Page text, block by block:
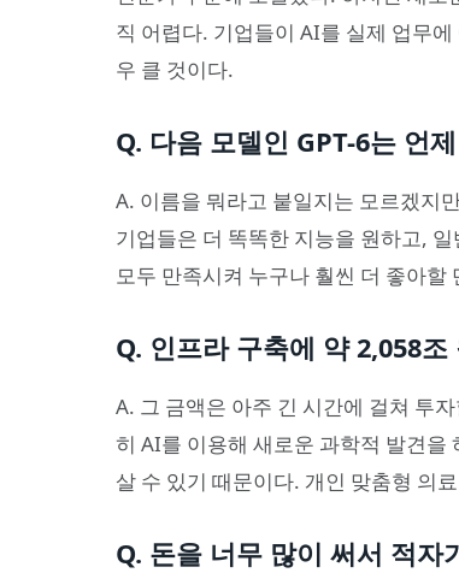
직 어렵다. 기업들이 AI를 실제 업무
우 클 것이다.
Q. 다음 모델인 GPT-6는 언
A. 이름을 뭐라고 붙일지는 모르겠지
기업들은 더 똑똑한 지능을 원하고,
모두 만족시켜 누구나 훨씬 더 좋아할
Q. 인프라 구축에 약 2,058
A. 그 금액은 아주 긴 시간에 걸쳐 투
히 AI를 이용해 새로운 과학적 발견을
살 수 있기 때문이다. 개인 맞춤형 의
Q. 돈을 너무 많이 써서 적자